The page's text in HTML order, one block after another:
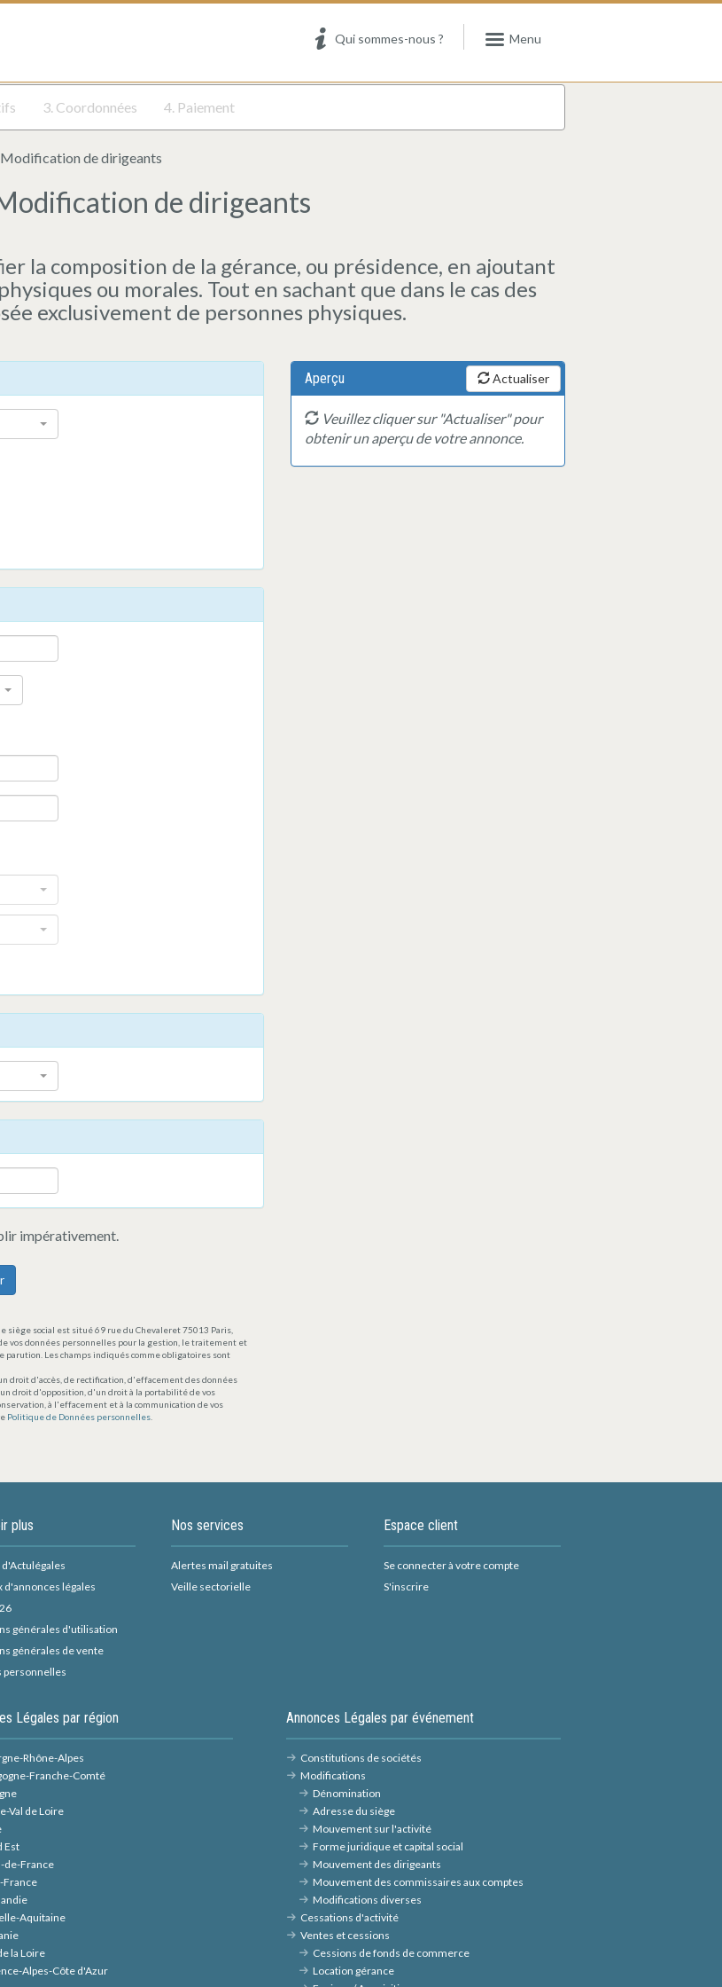
Qui sommes-nous ? Menu
3. Coordonnées 4. Paiement
Modification de dirigeants
de dirigeants
la composition de la gérance, ou présidence, en ajoutant
ou morales. Tout en sachant que dans le cas des
exclusivement de personnes physiques.
impérativement.
siège social est situé 69 rue du Chevaleret 75013 Paris,
vos données personnelles pour la gestion, le traitement et
Les champs indiqués comme obligatoires sont
droit d'accès, de rectification, d'effacement des données
droit d'opposition, d'un droit à la portabilité de vos
à l'effacement et à la communication de vos
Politique de Données personnelles
Actualiser
Aperçu
Veuillez cliquer sur "Actualiser" pour
obtenir un aperçu de votre annonce.
plus
d'Actulégales
d'annonces légales
générales d'utilisation
générales de vente
personnelles
Nos services
Alertes mail gratuites
Veille sectorielle
Espace client
Se connecter à votre compte
S'inscrire
Légales par région
Rhône-Alpes
Franche-Comté
Val de Loire
Est
de-France
France
Aquitaine
la Loire
Alpes-Côte d'Azur
Annonces Légales par événement
Constitutions de sociétés
Modifications
Dénomination
Adresse du siège
Mouvement sur l'activité
Forme juridique et capital social
Mouvement des dirigeants
Mouvement des commissaires aux comptes
Modifications diverses
Cessations d'activité
Ventes et cessions
Cessions de fonds de commerce
Location gérance